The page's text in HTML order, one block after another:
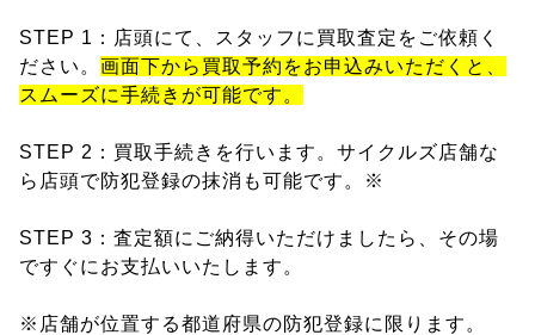
STEP 1：店頭にて、スタッフに買取査定をご依頼く
ださい。 画面下から買取予約をお申込みいただくと、
スムーズに手続きが可能です。
STEP 2：買取手続きを行います。サイクルズ店舗な
ら店頭で防犯登録の抹消も可能です。※
STEP 3：査定額にご納得いただけましたら、その場
ですぐにお支払いいたします。
※店舗が位置する都道府県の防犯登録に限ります。